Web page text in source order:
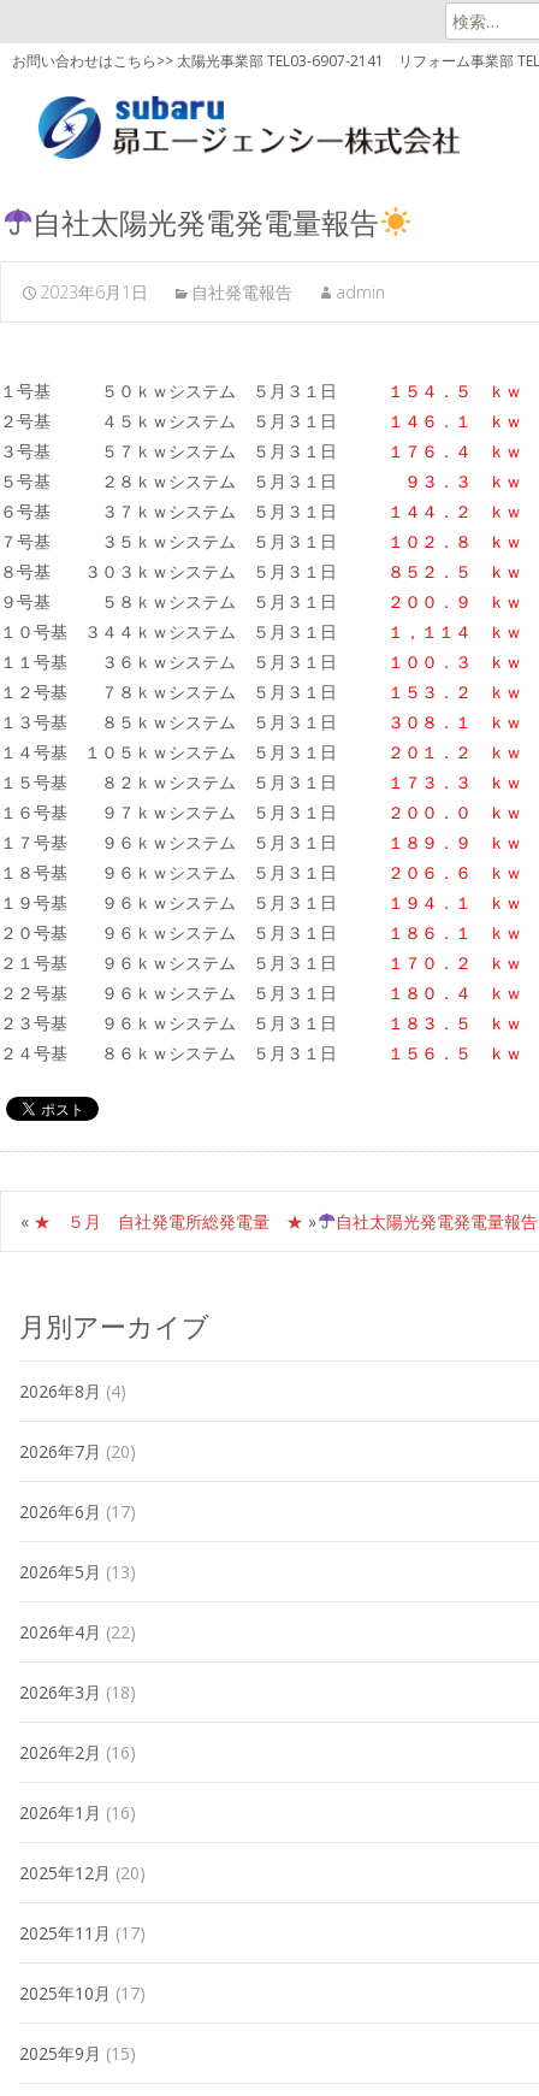
検
索:
お問い合わせはこちら>> 太陽光事業部 TEL03-6907-2141 リフォーム事業部
自社太陽光発電発電量報告
2023年6月1日 自社発電報告 admin
１号基 ５０ｋｗシステム ５月３１日
１５４．５ ｋｗ
２号基 ４５ｋｗシステム ５月３１日
１４６．１ ｋｗ
３号基 ５７ｋｗシステム ５月３１日
１７６．４
ｋｗ
５号基 ２８ｋｗシステム ５月３１日
９３．３ ｋｗ
６号基 ３７ｋｗシステム ５月３１日
１４４．２
ｋｗ
７号基 ３５ｋｗシステム ５月３１日
１０２．８ ｋｗ
８号基 ３０３ｋｗシステム ５月３１日
８５２．５ ｋｗ
９号基 ５８ｋｗシステム ５月３１日
２００．９ ｋｗ
１０号基 ３４４ｋｗシステム ５月３１日
１，１１４ ｋｗ
１１号基 ３６ｋｗシステム ５月３１日
１００．３ ｋｗ
１２号基 ７８ｋｗシステム ５月３１日
１５３．２ ｋｗ
１３号基 ８５ｋｗシステム ５月３１日
３０８．１ ｋｗ
１４号基 １０５ｋｗシステム ５月３１日
２０１．２ ｋｗ
１５号基 ８２ｋｗシステム ５月３１日
１７３．３
ｋｗ
１６号基 ９７ｋｗシステム ５月３１日
２００．０ ｋｗ
１７号基 ９６ｋｗシステム ５月３１日
１８９．９ ｋｗ
１８号基 ９６ｋｗシステム ５月３１日
２０６．６ ｋｗ
１９号基 ９６ｋｗシステム ５月３１日
１９４．１
ｋｗ
２０号基 ９６ｋｗシステム ５月３１日
１８６．１ ｋｗ
２１号基 ９６ｋｗシステム ５月３１日
１７０．２ ｋｗ
２２号基 ９６ｋｗシステム ５月３１日
１８０．４ ｋｗ
２３号基 ９６ｋｗシステム ５月３１日
１８３．５ ｋｗ
２４号基 ８６ｋｗシステム ５月３１日
１５６．５ ｋｗ
« ★ ５月 自社発電所総発電量 ★ 自社太陽光発電発電量報告
»
月別アーカイブ
2026年8月 (4)
2026年7月 (20)
2026年6月 (17)
2026年5月 (13)
2026年4月 (22)
2026年3月 (18)
2026年2月 (16)
2026年1月 (16)
2025年12月 (20)
2025年11月 (17)
2025年10月 (17)
2025年9月 (15)